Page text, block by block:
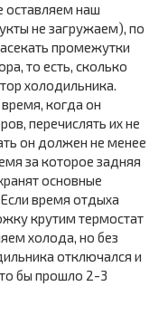
оставляем наш
не загружаем), по
промежутки
то есть, сколько
холодильника.
когда он
перечислять их не
он должен не менее
за которое задняя
основные
время отдыха
крутим термостат
холода, но без
отключался и
бы прошло 2-3